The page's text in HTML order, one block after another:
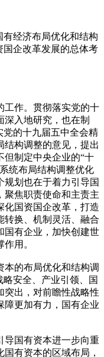
有经济布局优化和结构
国企改革发展的总体考
工作。贯彻落实党的十
入地研究，也在制
党的十九届五中全会精
结构调整的意见，提出
但制定中央企业的“十
统布局结构调整优化
规划也在于着力引导国
聚焦职责使命和主责主
化国资国企改革，打造
转换、机制灵活、融合
国有企业，加快创建世
用。
本的布局优化和结构调
安全、产业引领、国
突出，对前瞻性战略性
障更加有力，国有企业
导国有资本进一步向重
有资本的区域布局，